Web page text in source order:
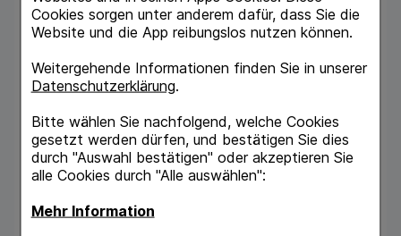
Cookies sorgen unter anderem dafür, dass Sie die
Website und die App reibungslos nutzen können.
Weitergehende Informationen finden Sie in unserer
Datenschutzerklärung.
Bitte wählen Sie nachfolgend, welche Cookies
gesetzt werden dürfen, und bestätigen Sie dies
durch "Auswahl bestätigen" oder akzeptieren Sie
alle Cookies durch "Alle auswählen":
Mehr Information
zur Behandlung von Schmerzzuständen.
Zu Risiken und Nebenwirkungen lesen Sie die
Ihren Arzt oder in Ihrer Apotheke!
Mat.-Nr.:2/51014439-02
Hersteller
Hexal AG
83607 Holzkirchen
www.hexal.de